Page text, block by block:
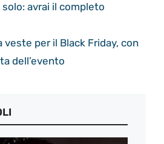
avrai il completo
veste per il Black Friday, con
dell’evento